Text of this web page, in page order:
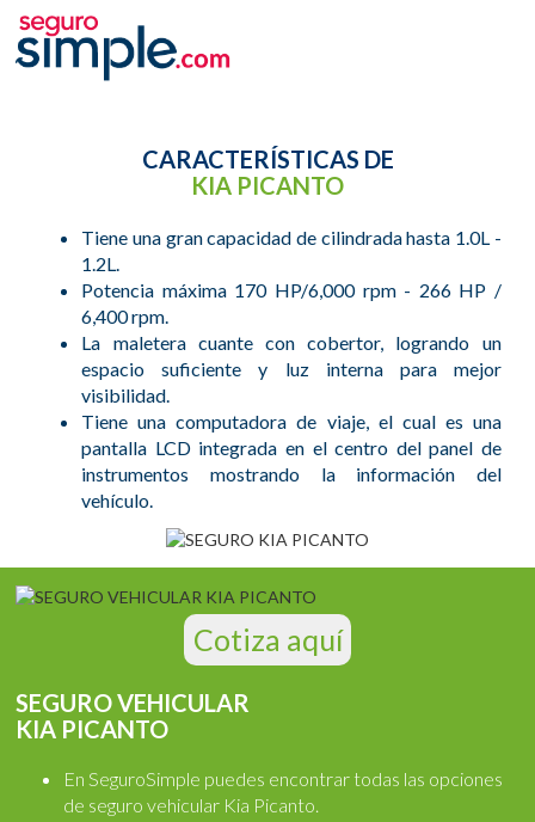
CARACTERÍSTICAS DE
KIA PICANTO
Tiene una gran capacidad de cilindrada hasta 1.0L -
1.2L.
Potencia máxima 170 HP/6,000 rpm - 266 HP /
6,400 rpm.
La maletera cuante con cobertor, logrando un
espacio suficiente y luz interna para mejor
visibilidad.
Tiene una computadora de viaje, el cual es una
pantalla LCD integrada en el centro del panel de
instrumentos mostrando la información del
vehículo.
Cotiza aquí
SEGURO VEHICULAR
KIA PICANTO
En SeguroSimple puedes encontrar todas las opciones
de seguro vehicular Kia Picanto.